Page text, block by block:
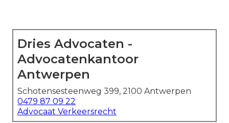
Dries Advocaten -
Advocatenkantoor
Antwerpen
Schotensesteenweg 399, 2100 Antwerpen
0479 87 09 22
Advocaat Verkeersrecht